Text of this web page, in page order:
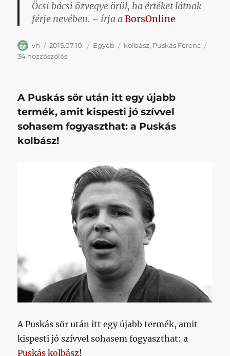
Öcsi bácsi özvegye örül, ha értéket látnak
férje nevében. – írja aBorsOnline
Szerző
vh Közzétéve
2015.07.10. Kategória
Egyéb Címke
kolbász, Puskás Ferenc
34 hozzászólásJajj,
kolbász
:
(
című
A Puskás sör után itt egy újabb
termék, amit kispesti jó szívvel
sohasem fogyaszthat: a Puskás
kolbász!
A Puskás sör után itt egy újabb termék, amit
kispesti jó szívvel sohasem fogyaszthat: a
Puskás kolbász!